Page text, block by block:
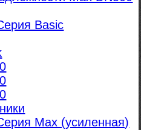
Basic
Max (усиленная)